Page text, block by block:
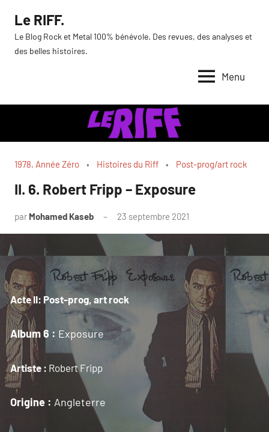
contenu
Le RIFF.
Le Blog Rock et Metal 100% bénévole. Des revues, des analyses et
des belles histoires.
Menu
1978, Année Zéro Histoires du Riff Post-prog/art rock
II. 6. Robert Fripp – Exposure
par Mohamed Kaseb 23 septembre 2021
Acte II: Post-prog, art rock
Album 6 : Exposure
Artiste : Robert Fripp
Origine : Angleterre